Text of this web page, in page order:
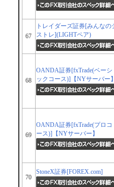
67
トレイダーズ証券[みんなの
ストレ](LIGHTペア)
68
OANDA証券[fxTrade(ベーシ
ックコース)]【NYサーバー
69
OANDA証券[fxTrade(プロコ
ース)]【NYサーバー】
70
StoneX証券[FOREX.com]